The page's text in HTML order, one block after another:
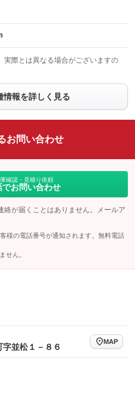
：装備なし
フロントカメラ
：装備なし
：装備なし
ルーフレール
：装備なし
：装備なし
際とは異なる場合がございますの
情報を詳しく見る
お問い合わせ
確認・見積り依頼
でお問い合わせ
絡が届くことはありません。メールア
様の電話番号が通知されます。無料電話
せん。
並松１－８６
MAP